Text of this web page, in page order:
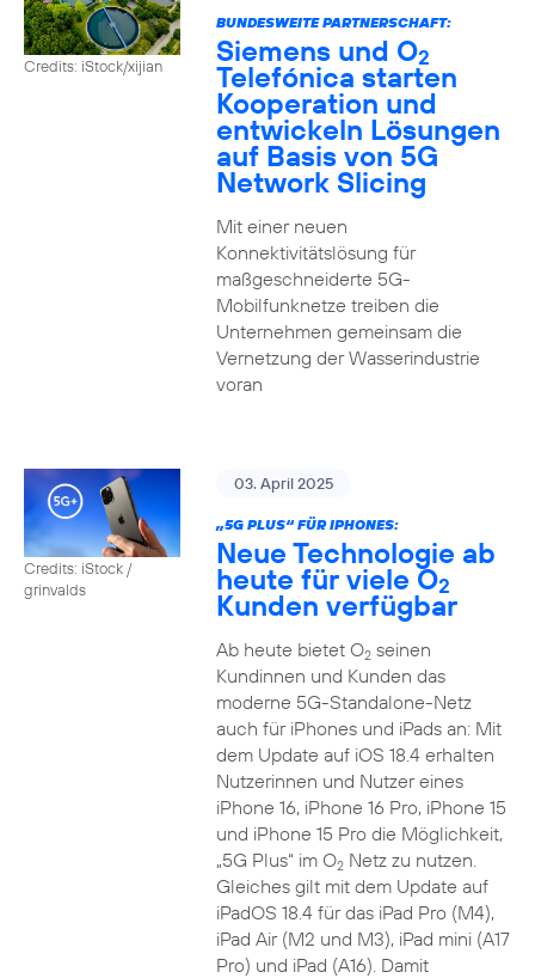
Credits: iStock/xijian
BUNDESWEITE PARTNERSCHAFT:
Siemens und O2
Telefónica starten
Kooperation und
entwickeln Lösungen
auf Basis von 5G
Network Slicing
Mit einer neuen
Konnektivitätslösung für
maßgeschneiderte 5G-
Mobilfunknetze treiben die
Unternehmen gemeinsam die
Vernetzung der Wasserindustrie
voran
Credits: iStock /
grinvalds
03. April 2025
„5G PLUS“ FÜR IPHONES:
Neue Technologie ab
heute für viele O2
Kunden verfügbar
Ab heute bietet O2seinen
Kundinnen und Kunden das
moderne 5G-Standalone-Netz
auch für iPhones und iPads an: Mit
dem Update auf iOS 18.4 erhalten
Nutzerinnen und Nutzer eines
iPhone 16, iPhone 16 Pro, iPhone 15
und iPhone 15 Pro die Möglichkeit,
„5G Plus“ im O2Netz zu nutzen.
Gleiches gilt mit dem Update auf
iPadOS 18.4 für das iPad Pro (M4),
iPad Air (M2 und M3), iPad mini (A17
Pro) und iPad (A16). Damit